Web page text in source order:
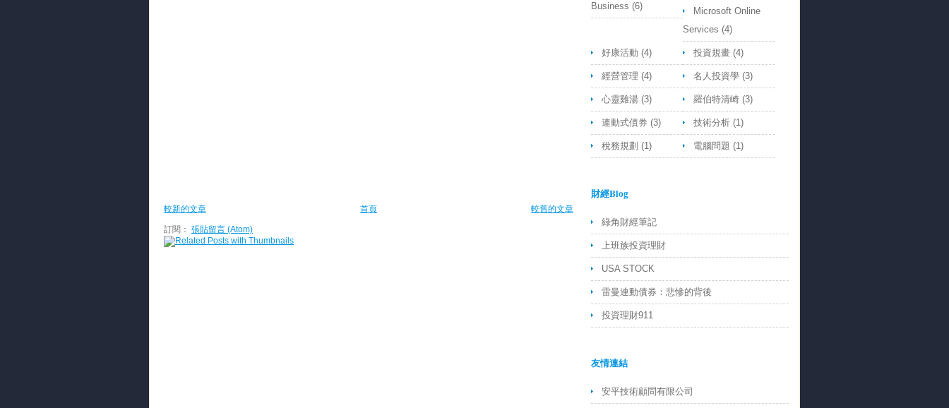
較新的文章 較舊的文章
首頁
訂閱： 張貼留言 (Atom)
Business (6)
Microsoft Online
Services (4)
好康活動 (4) 投資規畫 (4)
經營管理 (4) 名人投資學 (3)
心靈雞湯 (3) 羅伯特清崎 (3)
連動式債券 (3) 技術分析 (1)
稅務規劃 (1) 電腦問題 (1)
財經Blog
綠角財經筆記
上班族投資理財
USA STOCK
雷曼連動債券：悲慘的背後
投資理財911
友情連結
安平技術顧問有限公司